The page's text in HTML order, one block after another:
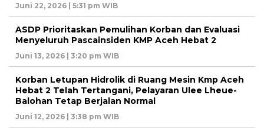
Juni 22, 2026 | 5:31 pm WIB
ASDP Prioritaskan Pemulihan Korban dan Evaluasi
Menyeluruh Pascainsiden KMP Aceh Hebat 2
Juni 13, 2026 | 3:20 pm WIB
Korban Letupan Hidrolik di Ruang Mesin Kmp Aceh
Hebat 2 Telah Tertangani, Pelayaran Ulee Lheue-
Balohan Tetap Berjalan Normal
Juni 12, 2026 | 3:38 pm WIB